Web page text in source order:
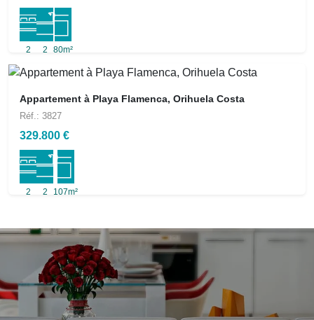
2 2 80m²
Appartement à Playa Flamenca, Orihuela Costa
Réf.: 3827
329.800 €
2 2 107m²